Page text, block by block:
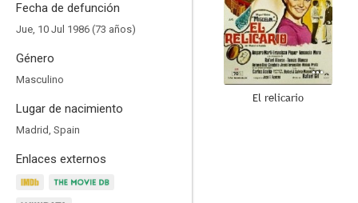
Fecha de defunción
Jue, 10 Jul 1986 (73 años)
Género
Masculino
Lugar de nacimiento
Madrid, Spain
Enlaces externos
El relicario